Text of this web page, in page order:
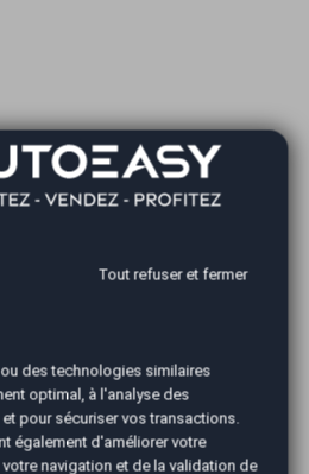
d'obstacles
de signalisation
Tout refuser et fermer
des technologies similaires
optimal, à l'analyse des
pour sécuriser vos transactions.
également d'améliorer votre
navigation et de la validation de